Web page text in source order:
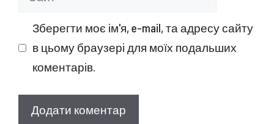
Зберегти моє ім'я, e-mail, та адресу сайту
в цьому браузері для моїх подальших
коментарів.